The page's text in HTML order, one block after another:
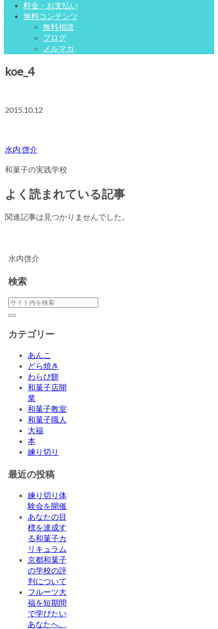
料金・お支払い
無料コンテンツ
無料相談
ブログ
メルマガ
koe_4
2015.10.12
水内 啓介
和菓子の実践学校
よく読まれている記事
関連記事は見つかりませんでした。
水内啓介
検索
カテゴリー
あんこ
どら焼き
わらび餅
和菓子店開
業
和菓子教室
和菓子職人
大福
本
練り切り
最近の投稿
練り切り体
験会を開催
あなたの目
標を達成す
る和菓子カ
リキュラム
京都和菓子
の学校の評
判について
フルーツ大
福を短期間
で学びたい
あなたへ。